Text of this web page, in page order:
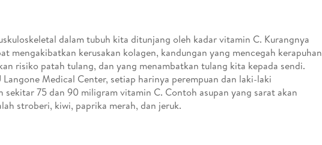
dalam tubuh kita ditunjang oleh kadar vitamin C. Kurangnya
mengakibatkan kerusakan kolagen, kandungan yang mencegah kerapuhan
risiko patah tulang, dan yang menambatkan tulang kita kepada sendi.
Langone Medical Center, setiap harinya perempuan dan laki-laki
sekitar 75 dan 90 miligram vitamin C. Contoh asupan yang sarat akan
stroberi, kiwi, paprika merah, dan jeruk.